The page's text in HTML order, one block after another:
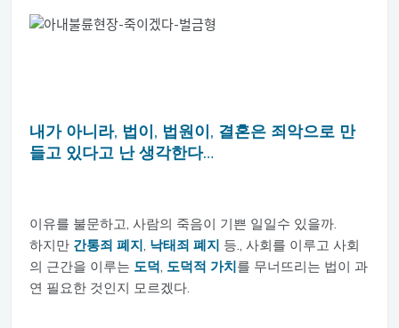
내가 아니라, 법이, 법원이, 결혼은 죄악으로 만
들고 있다고 난 생각한다…
이유를 불문하고, 사람의 죽음이 기쁜 일일수 있을까.
하지만 간통죄 폐지, 낙태죄 폐지 등., 사회를 이루고 사회
의 근간을 이루는 도덕, 도덕적 가치를 무너뜨리는 법이 과
연 필요한 것인지 모르겠다.